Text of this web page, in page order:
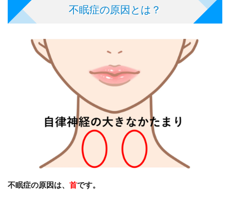
不眠症の原因とは？
不眠症の原因は、 首です。